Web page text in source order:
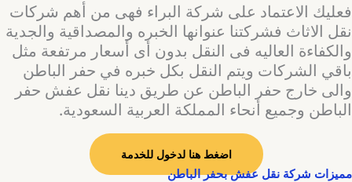
فعليك الاعتماد على شركة البراء فهى من أهم شركات
نقل الاثاث فشركتنا عنوانها الخبره والمصداقية والجدية
والكفاءة العاليه فى النقل بدون أى أسعار مرتفعة مثل
باقي الشركات ويتم النقل بكل خبره في حفر الباطن
والى خارج حفر الباطن عن طريق دينا نقل عفش حفر
الباطن وجميع أنحاء المملكة العربية السعودية.
اضغط هنا لدخول للخدمة
مميزات شركة نقل عفش بحفر الباطن